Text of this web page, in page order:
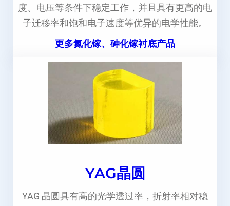
度、电压等条件下稳定工作，并且具有更高的电
子迁移率和饱和电子速度等优异的电学性能。
更多氮化镓、砷化镓衬底产品
YAG晶圆
YAG 晶圆具有高的光学透过率，折射率相对稳